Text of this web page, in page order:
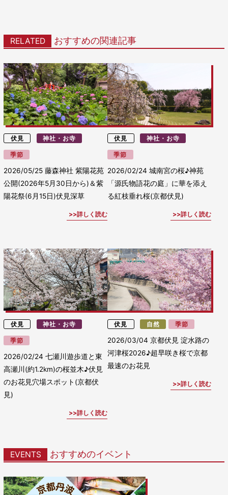
RELATED おすすめの関連記事
伏見 神社・お寺
季節
2026/05/25藤森神社 紫陽花苑
公開(2026年5月30日から)＆紫
陽花祭(6月15日)伏見深草
詳しく読む
伏見 神社・お寺
季節
2026/02/24 城南宮の桜♪神苑
「源氏物語花の庭」に華を添え
る紅枝垂れ桜(京都伏見)
詳しく読む
伏見 神社・お寺
季節
2026/02/24七瀬川遊歩道と東
高瀬川(約1.2km)の桜並木♪伏見
のお花見穴場スポット(京都伏
見)
詳しく読む
伏見 自然 季節
2026/03/04 京都伏見 淀水路の
河津桜2026♪超早咲き桜で京都
最速のお花見
詳しく読む
EVENTS おすすめのイベント